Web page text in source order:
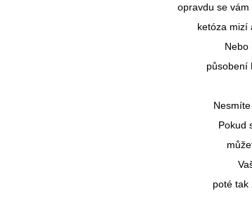
opravdu se
ketóza mizí
Nebo
působení
Pokud
poté tak